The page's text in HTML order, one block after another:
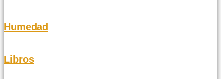
Humedad
Libros